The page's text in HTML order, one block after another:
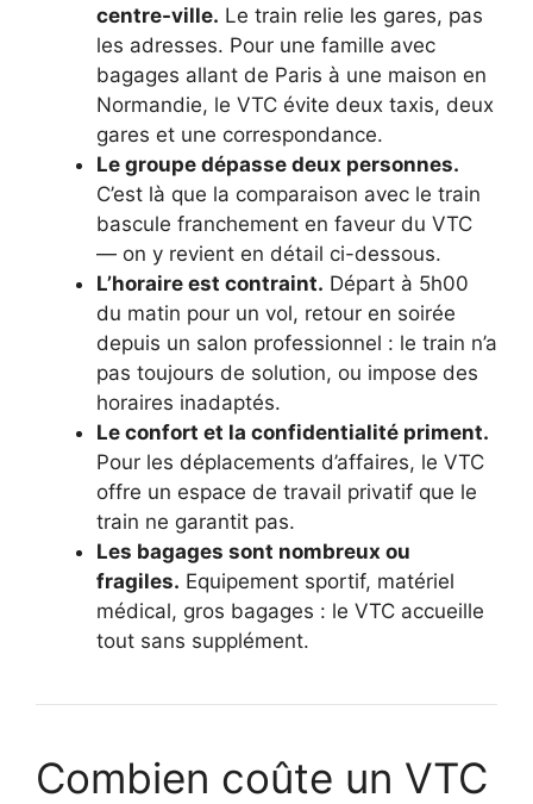
centre-ville. Le train relie les gares, pas
les adresses. Pour une famille avec
bagages allant de Paris à une maison en
Normandie, le VTC évite deux taxis, deux
gares et une correspondance.
Le groupe dépasse deux personnes.
C’est là que la comparaison avec le train
bascule franchement en faveur du VTC
— on y revient en détail ci-dessous.
L’horaire est contraint. Départ à 5h00
du matin pour un vol, retour en soirée
depuis un salon professionnel : le train n’a
pas toujours de solution, ou impose des
horaires inadaptés.
Le confort et la confidentialité priment.
Pour les déplacements d’affaires, le VTC
offre un espace de travail privatif que le
train ne garantit pas.
Les bagages sont nombreux ou
fragiles. Equipement sportif, matériel
médical, gros bagages : le VTC accueille
tout sans supplément.
Combien coûte un VTC